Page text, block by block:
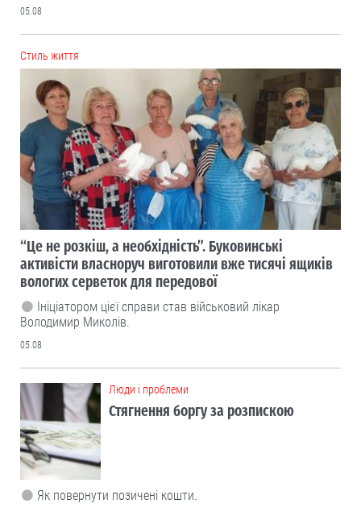
05.08
Cтиль життя
“Це не розкіш, а необхідність”. Буковинські
активісти власноруч виготовили вже тисячі ящиків
вологих серветок для передової
Ініціатором цієї справи став військовий лікар
Володимир Миколів.
05.08
Люди і проблеми
Стягнення боргу за розпискою
Як повернути позичені кошти.